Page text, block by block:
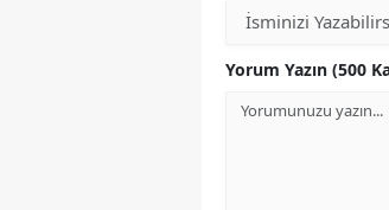
Yorum Yazın (500